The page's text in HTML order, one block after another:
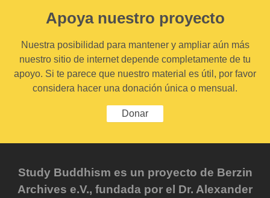
Apoya nuestro proyecto
Nuestra posibilidad para mantener y ampliar aún más
nuestro sitio de internet depende completamente de tu
apoyo. Si te parece que nuestro material es útil, por favor
considera hacer una donación única o mensual.
Donar
Study Buddhism es un proyecto de Berzin
Archives e.V., fundada por el Dr. Alexander